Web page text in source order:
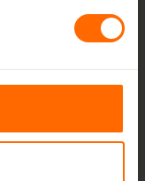
zorgt voor scherpe
vestigingen in